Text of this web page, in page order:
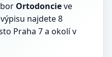
Ortodoncieve
najdete 8
Praha 7 a okolí v